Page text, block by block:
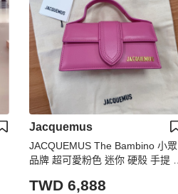
Jacquemus
JACQUEMUS The Bambino 小眾
品牌 超可愛粉色 迷你 硬殼 手提 斜
TWD 6,888